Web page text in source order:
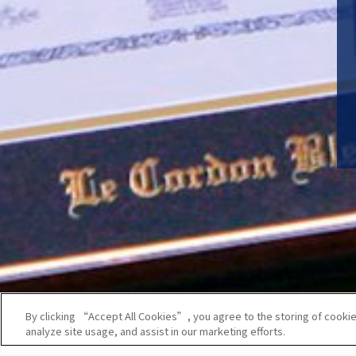
By clicking “Accept All Cookies”, you agree to the storing of
analyze site usage, and assist in our marketing efforts.